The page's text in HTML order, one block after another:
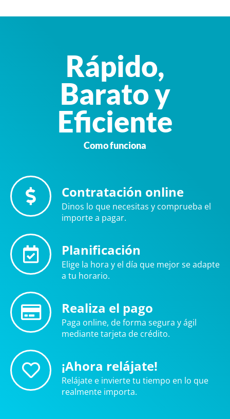
Rápido,
Barato y
Eficiente
Como funciona
Contratación online
Dinos lo que necesitas y comprueba el
importe a pagar.
Planificación
Elige la hora y el día que mejor se adapte
a tu horario.
Realiza el pago
Paga online, de forma segura y ágil
mediante tarjeta de crédito.
¡Ahora relájate!
Relájate e invierte tu tiempo en lo que
realmente importa.